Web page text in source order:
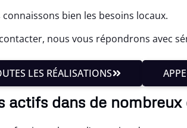
bien les besoins locaux.
nous vous répondrons avec
LES RÉALISATIONS
actifs dans de